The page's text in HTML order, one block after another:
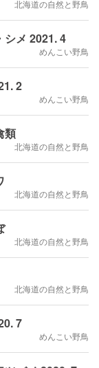
北海道の自然と野鳥
シメ 2021. 4
めんこい野鳥
2
めんこい野鳥
類
北海道の自然と野鳥
北海道の自然と野鳥
北海道の自然と野鳥
北海道の自然と野鳥
7
めんこい野鳥